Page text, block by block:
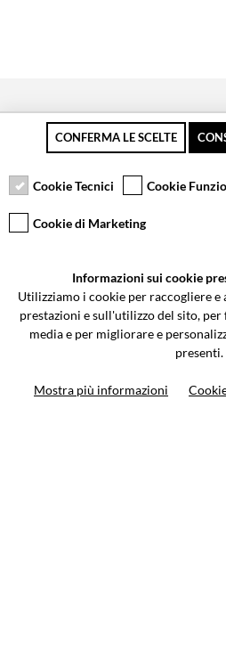
Pagamento sicuro
Resi gratuiti
Via Galileo Galilei 5 | Verano
0362-805407-
CONFERMA LE SCELTE
Cookie Tecnici Cookie
Cookie di Marketing
Informazioni sui cookie
Utilizziamo i cookie per raccogliere
prestazioni e sull'utilizzo del sito,
media e per migliorare e
presenti.
Mostra più informazioni